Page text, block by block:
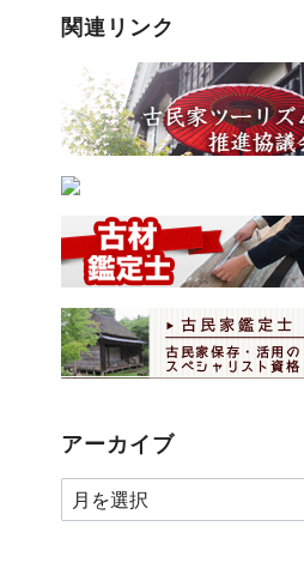
関連リンク
アーカイブ
ア
ー